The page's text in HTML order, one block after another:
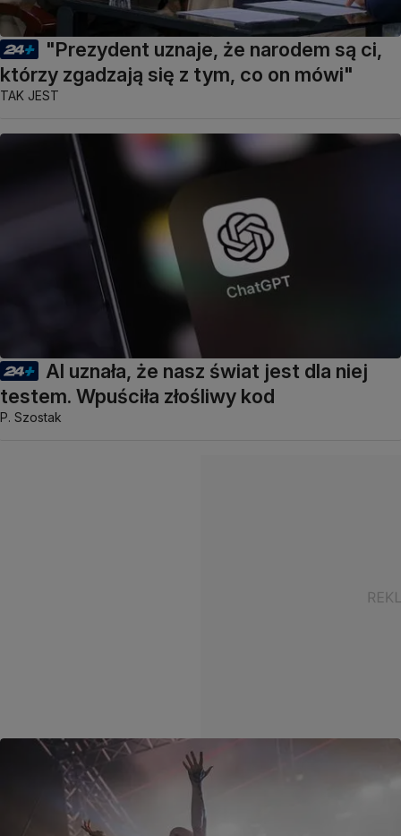
"Prezydent uznaje, że narodem są ci,
którzy zgadzają się z tym, co on mówi"
TAK JEST
AI uznała, że nasz świat jest dla niej
testem. Wpuściła złośliwy kod
P. Szostak